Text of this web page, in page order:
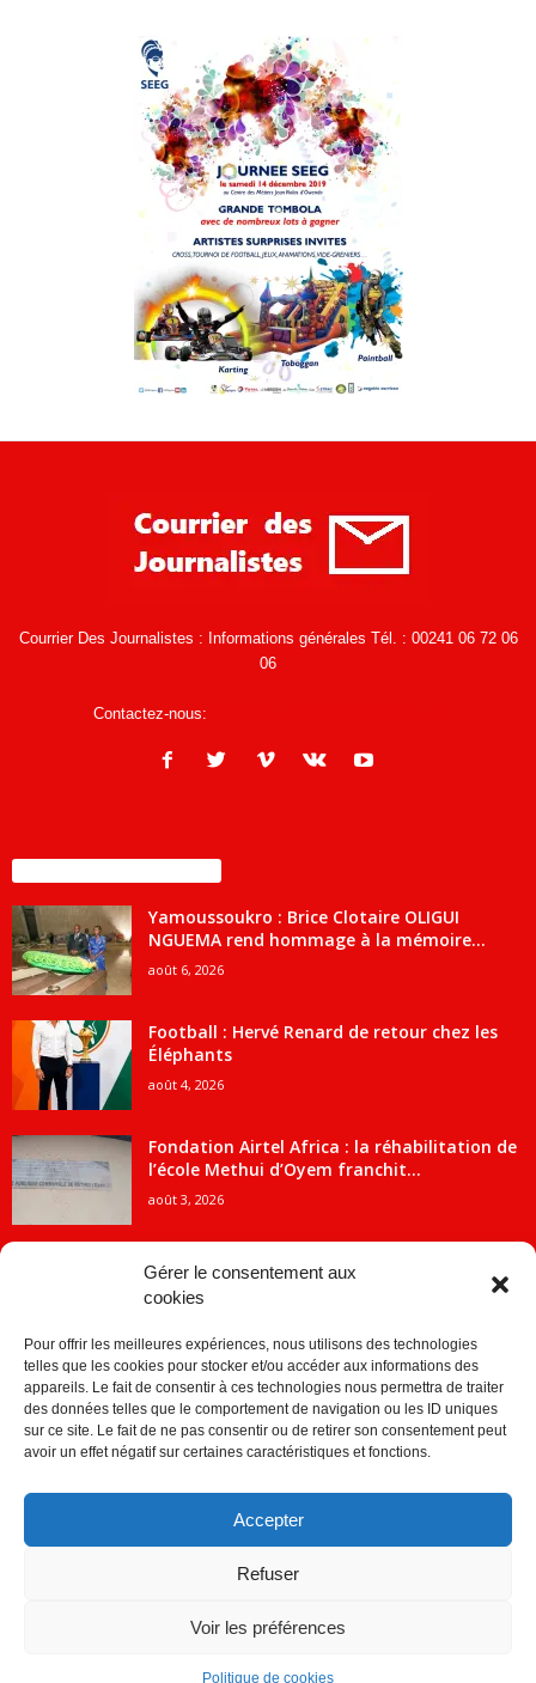
Gérer le consentement aux
cookies
Pour offrir les meilleures expériences, nous utilisons des technologies
telles que les cookies pour stocker et/ou accéder aux informations des
appareils. Le fait de consentir à ces technologies nous permettra de traiter
des données telles que le comportement de navigation ou les ID uniques
sur ce site. Le fait de ne pas consentir ou de retirer son consentement peut
avoir un effet négatif sur certaines caractéristiques et fonctions.
Accepter
Refuser
Voir les préférences
Politique de cookies
Courrier Des Journalistes : Informations générales Tél. : 00241 06 72 06
06
Contactez-nous:
Yamoussoukro : Brice Clotaire OLIGUI
NGUEMA rend hommage à la mémoire...
août 6, 2026
Football : Hervé Renard de retour chez les
Éléphants
août 4, 2026
Fondation Airtel Africa : la réhabilitation de
l’école Methui d’Oyem franchit...
août 3, 2026
ACTUALITES
Economie 2091
1840
Société
Sport 859